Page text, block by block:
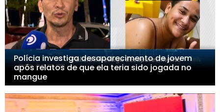
Polícia investiga desaparecimento de jovem
após relatos de que ela teria sido jogada no
mangue